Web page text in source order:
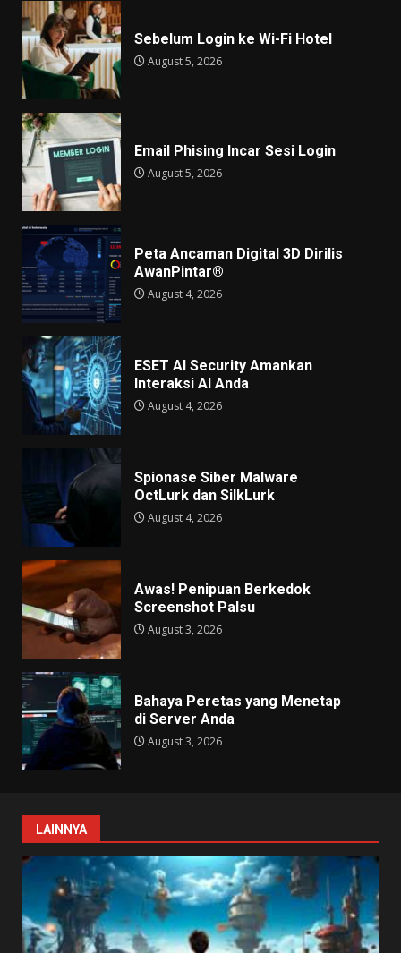
Sebelum Login ke Wi-Fi Hotel
August 5, 2026
Email Phising Incar Sesi Login
August 5, 2026
Peta Ancaman Digital 3D Dirilis
AwanPintar®
August 4, 2026
ESET AI Security Amankan
Interaksi AI Anda
August 4, 2026
Spionase Siber Malware
OctLurk dan SilkLurk
August 4, 2026
Awas! Penipuan Berkedok
Screenshot Palsu
August 3, 2026
Bahaya Peretas yang Menetap
di Server Anda
August 3, 2026
LAINNYA